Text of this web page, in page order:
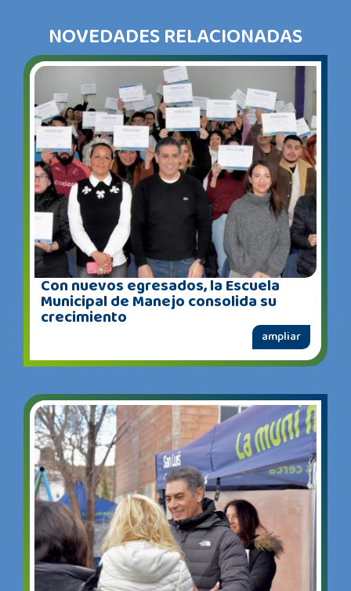
NOVEDADES RELACIONADAS
Con nuevos egresados, la Escuela
Municipal de Manejo consolida su
crecimiento
ampliar